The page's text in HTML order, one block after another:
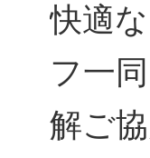
快適
フ一
解ご